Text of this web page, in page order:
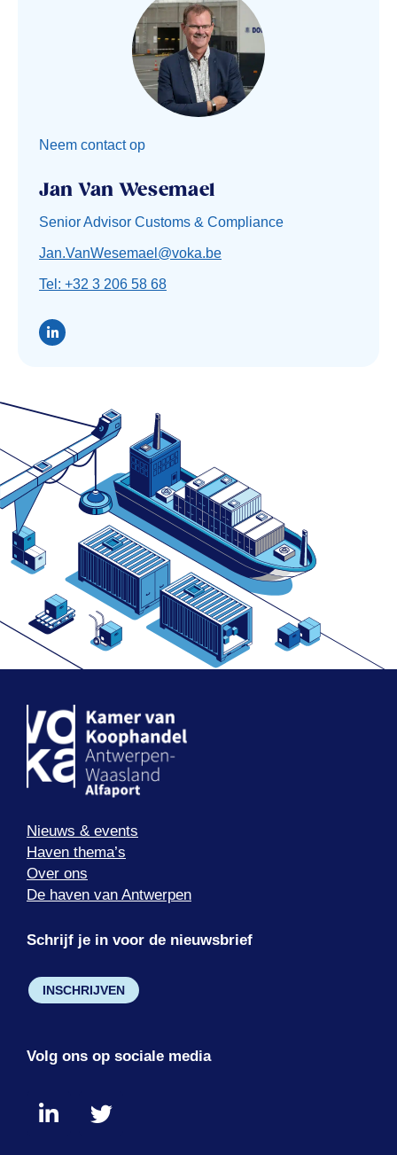
Neem contact op
Jan Van Wesemael
Senior Advisor Customs & Compliance
Jan.VanWesemael@voka.be
Tel: +32 3 206 58 68
Nieuws & events
Haven thema’s
Over ons
De haven van Antwerpen
Schrijf je in voor de nieuwsbrief
INSCHRIJVEN
Volg ons op sociale media